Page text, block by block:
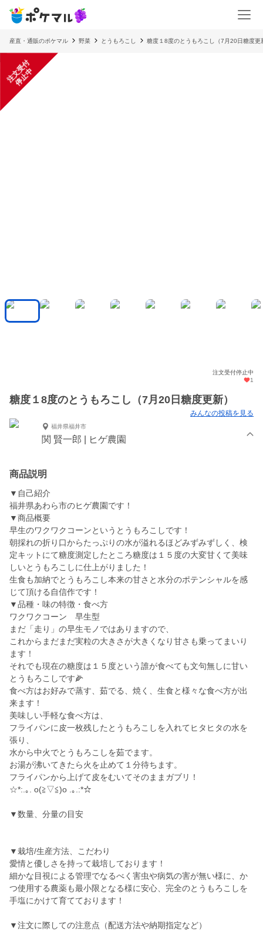
産直・通販のポケマル 野菜 とうもろこし 糖度１8度のとうもろこし（7月20日糖度更
注
文
受
付
停
止
中
注文受付停止中
1
糖度１8度のとうもろこし（7月20日糖度更新）
みんなの投稿を見る
福井県福井市
関 賢一郎 | ヒゲ農園
商品説明
▼自己紹介
福井県あわら市のヒゲ農園です！
▼商品概要
早生のワクワクコーンというとうもろこしです！
朝採れの折り口からたっぷりの水が溢れるほどみずみずしく、検
定キットにて糖度測定したところ糖度は１５度の大変甘くて美味
しいとうもろこしに仕上がりました！
生食も加納でとうもろこし本来の甘さと水分のポテンシャルを感
じて頂ける自信作です！
▼品種・味の特徴・食べ方
ワクワクコーン 早生型
まだ「走り」の早生モノではありますので、
これからまだまだ実粒の大きさが大きくなり甘さも乗ってまいり
ます！
それでも現在の糖度は１５度という誰が食べても文句無しに甘い
とうもろこしです🌽
食べ方はお好みで蒸す、茹でる、焼く、生食と様々な食べ方が出
来ます！
美味しい手軽な食べ方は、
フライパンに皮一枚残したとうもろこしを入れてヒタヒタの水を
張り、
水から中火でとうもろこしを茹でます。
お湯が沸いてきたら火を止めて１分待ちます。
フライパンから上げて皮をむいてそのままガブリ！
☆*:.｡. o(≧▽≦)o .｡.:*☆
▼数量、分量の目安
▼栽培/生産方法、こだわり
愛情と優しさを持って栽培しております！
細かな目視による管理でなるべく害虫や病気の害が無い様に、か
つ使用する農薬も最小限となる様に安心、完全のとうもろこしを
手塩にかけて育てております！
▼注文に際しての注意点（配送方法や納期指定など）